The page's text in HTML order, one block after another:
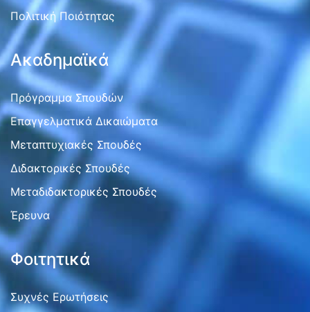
Πολιτική Ποιότητας
Ακαδημαϊκά
Πρόγραμμα Σπουδών
Επαγγελματικά Δικαιώματα
Μεταπτυχιακές Σπουδές
Διδακτορικές Σπουδές
Μεταδιδακτορικές Σπουδές
Έρευνα
Φοιτητικά
Συχνές Ερωτήσεις